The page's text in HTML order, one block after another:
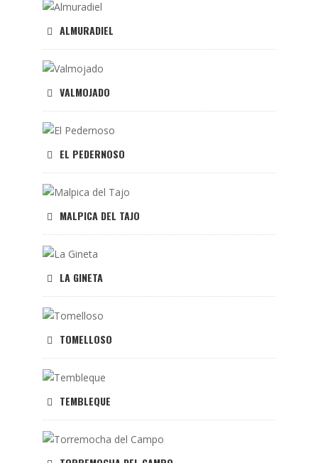
ALMURADIEL
VALMOJADO
EL PEDERNOSO
MALPICA DEL TAJO
LA GINETA
TOMELLOSO
TEMBLEQUE